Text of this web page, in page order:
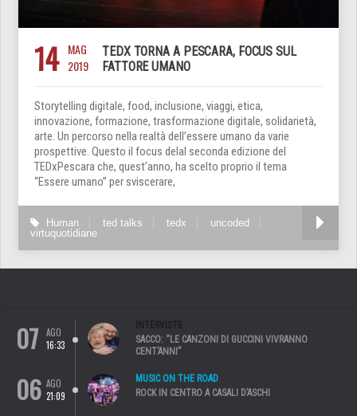
14 MAG
2019
TEDX TORNA A PESCARA, FOCUS SUL
FATTORE UMANO
Storytelling digitale, food, inclusione, viaggi, etica,
innovazione, formazione, trasformazione digitale, solidarietà,
arte. Un percorso nella realtà dell’essere umano da varie
prospettive. Questo il focus delal seconda edizione del
TEDxPescara che, quest’anno, ha scelto proprio il tema
“Essere umano” per sviscerare,
Human ted talks tedx
uncoded
virtuquotidiane
07
AGO
16:33
INTERVISTE
SACCO: “LE CANZONI DI GUCCINI VIVRANNO
CENT’ANNI”
06 AGO
21:09
MUSIC ON THE ROAD
ROCK IN CENTRO A CASALI D’ASCHI